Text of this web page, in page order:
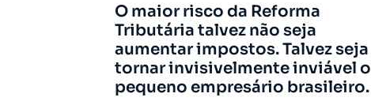
O maior risco da Reforma
Tributária talvez não seja
aumentar impostos. Talvez seja
tornar invisivelmente inviável o
pequeno empresário brasileiro.